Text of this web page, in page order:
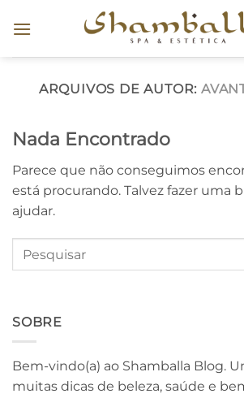
ARQUIVOS DE AUTOR:
Nada Encontrado
Parece que não conseguimos
está procurando. Talvez fazer uma
ajudar.
SOBRE
Bem-vindo(a) ao Shamballa Blog.
muitas dicas de beleza, saúde e